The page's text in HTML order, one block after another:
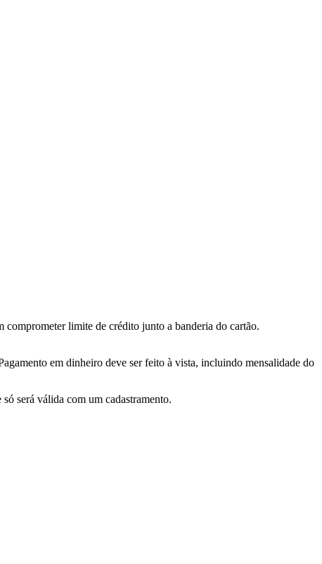
comprometer limite de crédito junto a banderia do cartão.
em dinheiro deve ser feito à vista, incluindo mensalidade do
será válida com um cadastramento.